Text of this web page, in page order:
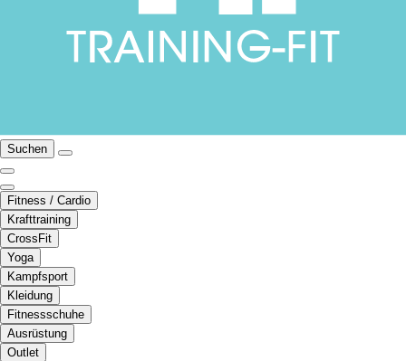
Suchen
Fitness / Cardio
Krafttraining
CrossFit
Yoga
Kampfsport
Kleidung
Fitnessschuhe
Ausrüstung
Outlet